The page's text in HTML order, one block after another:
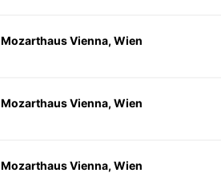
Mozarthaus Vienna, Wien
Mozarthaus Vienna, Wien
Mozarthaus Vienna, Wien